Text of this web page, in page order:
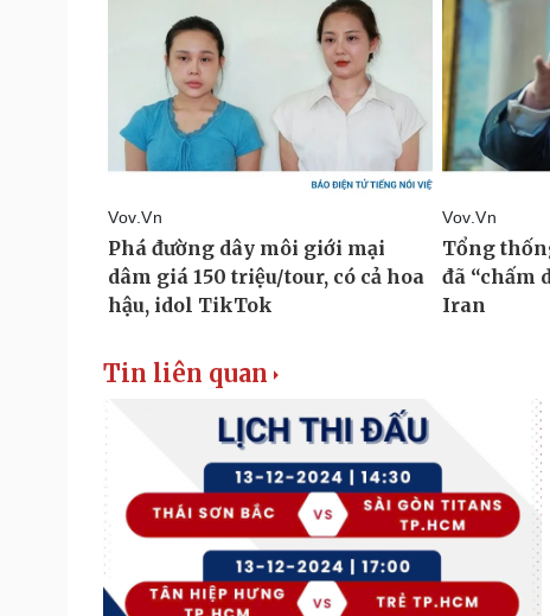
Tin liên quan